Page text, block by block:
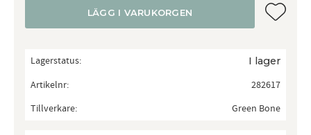
LÄGG I VARUKORGEN Lägg
Lagerstatus I lager
Artikelnr
282617
Tillverkare
Green Bone